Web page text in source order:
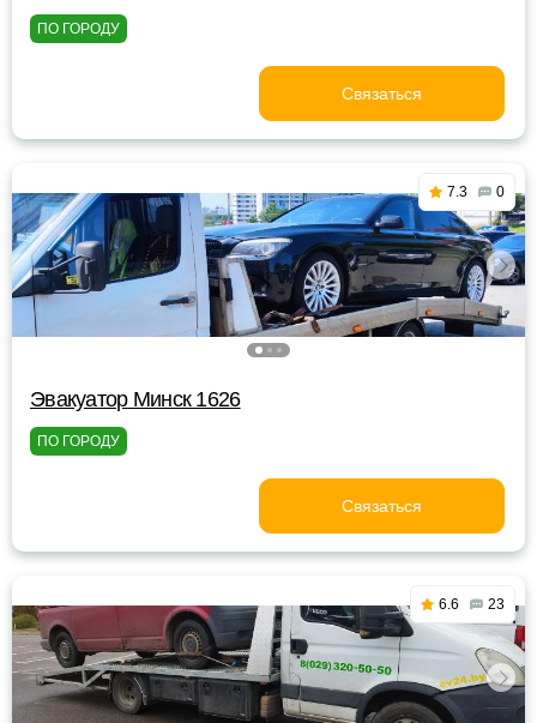
ПО ГОРОДУ
Связаться
7.3 0
Эвакуатор Минск 1626
ПО ГОРОДУ
Связаться
6.6 23